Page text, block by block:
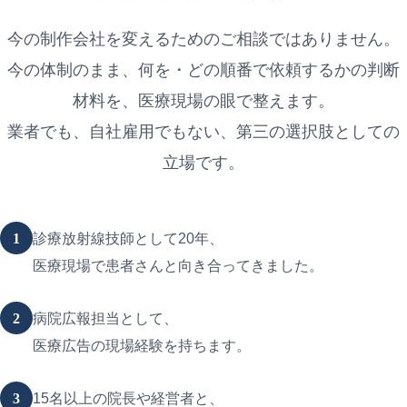
今の制作会社を変えるためのご相談ではありません。
今の体制のまま、何を・どの順番で依頼するかの判断
材料を、医療現場の眼で整えます。
業者でも、自社雇用でもない、第三の選択肢としての
立場です。
1
診療放射線技師として20年、
医療現場で患者さんと向き合ってきました。
2
病院広報担当として、
医療広告の現場経験を持ちます。
3
15名以上の院長や経営者と、